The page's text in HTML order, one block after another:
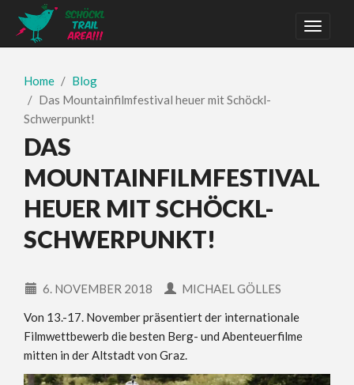
Home
Blog
Das Mountainfilmfestival heuer mit Schöckl-
Schwerpunkt!
DAS
MOUNTAINFILMFESTIVAL
HEUER MIT SCHÖCKL-
SCHWERPUNKT!
6. NOVEMBER 2018
MICHAEL GÖLLES
Von 13.-17. November präsentiert der internationale
Filmwettbewerb die besten Berg- und Abenteuerfilme
mitten in der Altstadt von Graz.